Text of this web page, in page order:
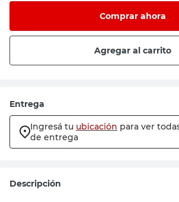
Comprar ahora
Agregar al carrito
Entrega
Ingresá tu ubicación para ver
de entrega
Descripción